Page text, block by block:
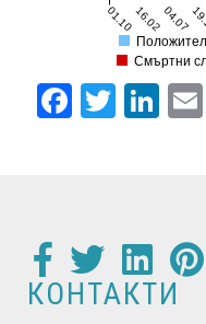
01.1016.0204.07
Смъртни
Facebook
Twitter
КОНТАКТИ